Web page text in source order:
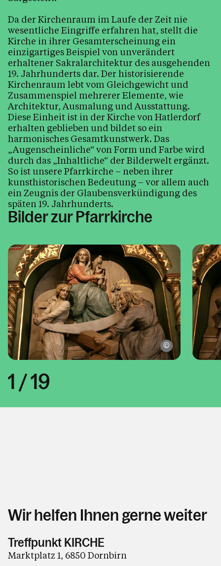
Da der Kirchenraum im Laufe der Zeit nie
wesentliche Eingriffe erfahren hat, stellt die
Kirche in ihrer Gesamterscheinung ein
einzigartiges Beispiel von unverändert
erhaltener Sakralarchitektur des ausgehenden
19. Jahrhunderts dar. Der historisierende
Kirchenraum lebt vom Gleichgewicht und
Zusammenspiel mehrerer Elemente, wie
Architektur, Ausmalung und Ausstattung.
Diese Einheit ist in der Kirche von Hatlerdorf
erhalten geblieben und bildet so ein
harmonisches Gesamtkunstwerk. Das
„Augenscheinliche“ von Form und Farbe wird
durch das „Inhaltliche“ der Bilderwelt ergänzt.
So ist unsere Pfarrkirche – neben ihrer
kunsthistorischen Bedeutung – vor allem auch
ein Zeugnis der Glaubensverkündigung des
späten 19. Jahrhunderts.
Bilder zur Pfarrkirche
Pfarre
1 /19
Wir helfen Ihnen gerne weiter
Treffpunkt KIRCHE
Marktplatz 1, 6850 Dornbirn